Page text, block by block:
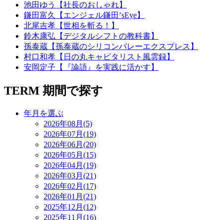
池田ゆう【社長のおしゃれ】
鎌田富久【エンジェル鎌田’sEye】
北尾吉孝【世相を斬る！】
鈴木康弘【デジタルシフトの教科書】
孫泰蔵【孫泰蔵のシリコンバレーエクスプレス】
村口和孝【日の丸キャピタリスト風雲録】
安岡定子【『論語』を実践に活かす】
TERM 期間で探す
年月を選ぶ
2026年08月(5)
2026年07月(19)
2026年06月(20)
2026年05月(15)
2026年04月(19)
2026年03月(21)
2026年02月(17)
2026年01月(21)
2025年12月(12)
2025年11月(16)